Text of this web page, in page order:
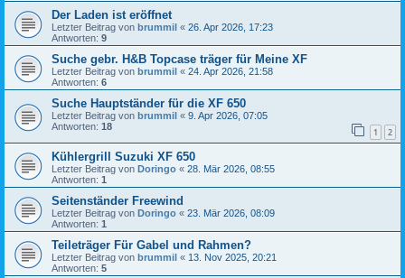
Der Laden ist eröffnet
Letzter Beitrag von brummil « 26. Apr 2026, 17:23
Antworten: 9
Suche gebr. H&B Topcase träger für Meine XF
Letzter Beitrag von brummil « 24. Apr 2026, 21:58
Antworten: 6
Suche Hauptständer für die XF 650
Letzter Beitrag von brummil « 9. Apr 2026, 07:05
Antworten: 18 1 2
Kühlergrill Suzuki XF 650
Letzter Beitrag von Doringo « 28. Mär 2026, 08:55
Antworten: 1
Seitenständer Freewind
Letzter Beitrag von Doringo « 23. Mär 2026, 08:09
Antworten: 1
Teileträger Für Gabel und Rahmen?
Letzter Beitrag von brummil « 13. Nov 2025, 20:21
Antworten: 5